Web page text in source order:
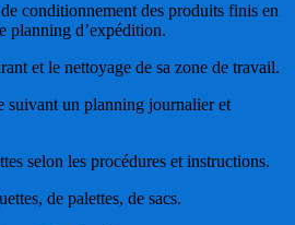
conditionnement des produits finis en
planning d’expédition.
et le nettoyage de sa zone de travail.
un planning journalier et
selon les procédures et instructions.
de palettes, de sacs.